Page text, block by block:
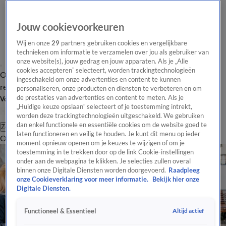
Overzicht Laatste nieuws Regionieuws Het beste van Hart
Tip de
redactie
Volg Hart van Nederland
Zoeken
OverzichtRegioUitzendingenWeerTip de redactiePanelVideo's
Jouw cookievoorkeuren
Wij en onze29 partners gebruiken cookies en vergelijkbare
technieken om informatie te verzamelen over jou als gebruiker van
onze website(s), jouw gedrag en jouw apparaten. Als je „Alle
cookies accepteren” selecteert, worden trackingtechnologieën
ingeschakeld om onze advertenties en content te kunnen
personaliseren, onze producten en diensten te verbeteren en om
de prestaties van advertenties en content te meten. Als je
„Huidige keuze opslaan” selecteert of je toestemming intrekt,
worden deze trackingtechnologieën uitgeschakeld. We gebruiken
dan enkel functionele en essentiële cookies om de website goed te
laten functioneren en veilig te houden. Je kunt dit menu op ieder
moment opnieuw openen om je keuzes te wijzigen of om je
toestemming in te trekken door op de link Cookie-instellingen
onder aan de webpagina te klikken. Je selecties zullen overal
binnen onze Digitale Diensten worden doorgevoerd. Raadpleeg
onze Cookieverklaring voor meer informatie.
Bekijk hier onze
Digitale Diensten.
Functioneel & Essentieel Altijd actief